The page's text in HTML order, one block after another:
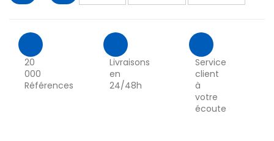
20
000
Références
Livraisons
en
24/48h
Service
client
à
votre
écoute